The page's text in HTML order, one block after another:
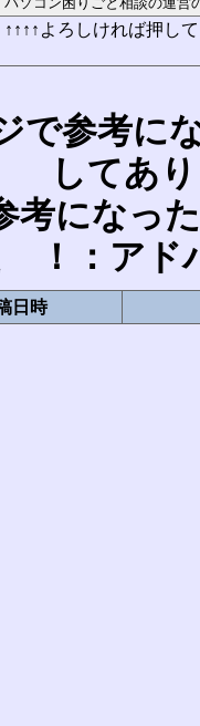
↑↑↑↑よろしければ押し
で参考に
してあ
になっ
！：アド
日時